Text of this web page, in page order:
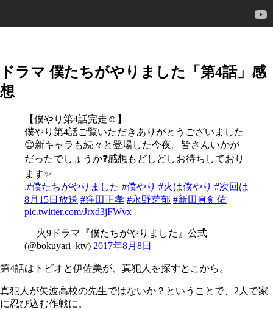
ドラマ 僕たちがやりました「第4話」感
想
【僕やり第4話完走☺︎】
僕やり第4話ご覧いただきありがとうございました
😊新キャラも続々と登場した今夜。皆さんいかが
だったでしょうか❓感想もどしどしお待ちしており
ます✨
.#僕たちがやりました #僕やり #火は僕やり #次回は
8月15日放送 #窪田正孝 #永野芽郁 #新田真剣佑
pic.twitter.com/Jrxd3jFWvx
— 火9ドラマ『僕たちがやりました』公式
(@bokuyari_ktv) 2017年8月8日
第4話はトビオと伊佐美が、真犯人を探すとこから。
真犯人が矢波高校の先生ではないか？ということで、2人で家
に忍び込む作戦に。